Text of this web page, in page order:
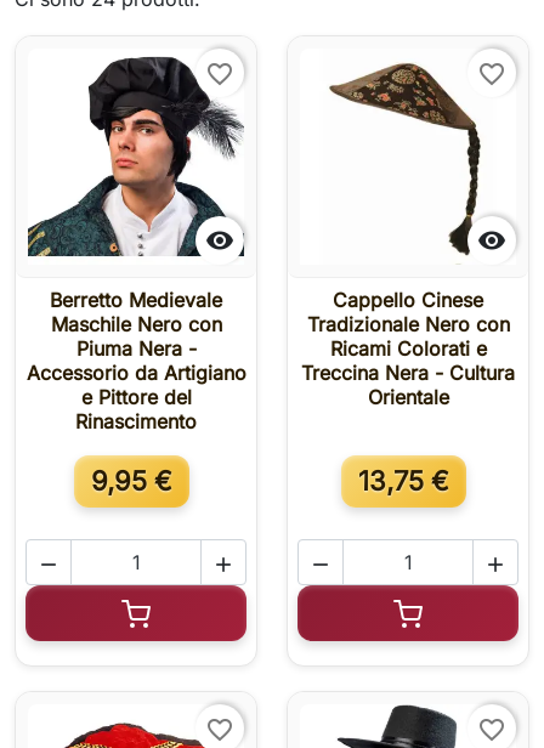

favorite_border
Berretto Medievale
Maschile Nero con
Piuma Nera -
Accessorio da Artigiano
e Pittore del
Rinascimento
9,95 €


Aggiungi al carrello

favorite_border
Cappello Cinese
Tradizionale Nero con
Ricami Colorati e
Treccina Nera - Cultura
Orientale
13,75 €


Aggiungi al
favorite_border favorite_border